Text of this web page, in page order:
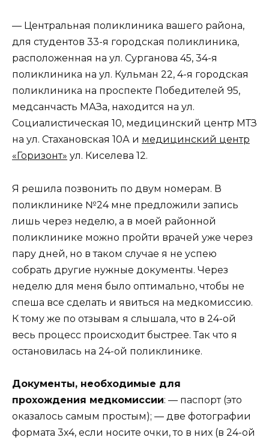
— Центральная поликлиника вашего района,
для студентов 33-я городская поликлиника,
расположенная на ул. Сурганова 45, 34-я
поликлиника на ул. Кульман 22, 4-я городская
поликлиника на проспекте Победителей 95,
медсанчасть МАЗа, находится на ул.
Социалистическая 10, медицинский центр МТЗ
на ул. Стахановская 10А и медицинский центр
«Горизонт» ул. Киселева 12.
Я решила позвонить по двум номерам. В
поликлинике №24 мне предложили запись
лишь через неделю, а в моей районной
поликлинике можно пройти врачей уже через
пару дней, но в таком случае я не успею
собрать другие нужные документы. Через
неделю для меня было оптимально, чтобы не
спеша все сделать и явиться на медкомиссию.
К тому же по отзывам я слышала, что в 24-ой
весь процесс происходит быстрее. Так что я
остановилась на 24-ой поликлинике.
Документы, необходимые для
прохождения медкомиссии: — паспорт (это
оказалось самым простым); — две фотографии
формата 3х4, если носите очки, то в них (в 24-ой